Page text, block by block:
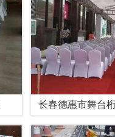
长春德惠市舞台